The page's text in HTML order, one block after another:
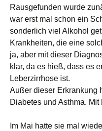
Rausgefunden wurde
war erst mal schon ein
sonderlich viel Alkohol
Krankheiten, die eine
ja, aber mit dieser
klar, da es hieß, dass es
Leberzirrhose ist.
Außer dieser Erkrankung
Diabetes und Asthma.
Im Mai hatte sie mal